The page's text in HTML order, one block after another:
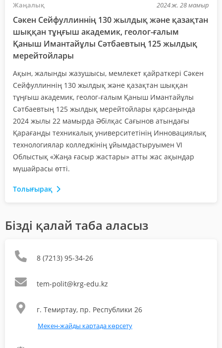
Жаңалық 2024 ж. 28 мамыр
Сәкен Сейфуллиннің 130 жылдық және қазақтан
шыққан тұңғыш академик, геолог-ғалым
Қаныш Имантайұлы Сәтбаевтың 125 жылдық
мерейтойлары
Ақын, жалынды жазушысы, мемлекет қайраткері Сәкен
Сейфуллиннің 130 жылдық және қазақтан шыққан
тұңғыш академик, геолог-ғалым Қаныш Имантайұлы
Сәтбаевтың 125 жылдық мерейтойлары қарсаңында
2024 жылы 22 мамырда Әбілқас Сағынов атындағы
Қарағанды техникалық университетінің Инновациялық
технологиялар колледжінің ұйымдастыруымен VI
Облыстық «Жаңа ғасыр жастары» атты жас ақындар
мүшайрасы өтті.
Толығырақ
Бізді қалай таба аласыз
8 (7213) 95-34-26
tem-polit@krg-edu.kz
г. Темиртау, пр. Республики 26
Мекен-жайды картада көрсету